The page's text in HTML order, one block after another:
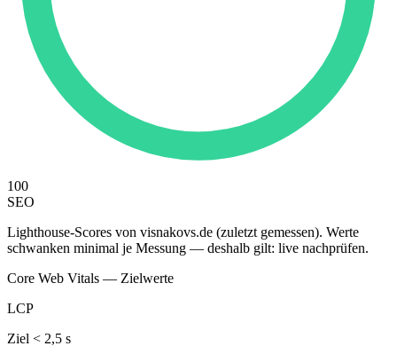
100
SEO
Lighthouse-Scores von visnakovs.de (zuletzt gemessen). Werte
schwanken minimal je Messung — deshalb gilt: live nachprüfen.
Core Web Vitals — Zielwerte
LCP
Ziel < 2,5 s